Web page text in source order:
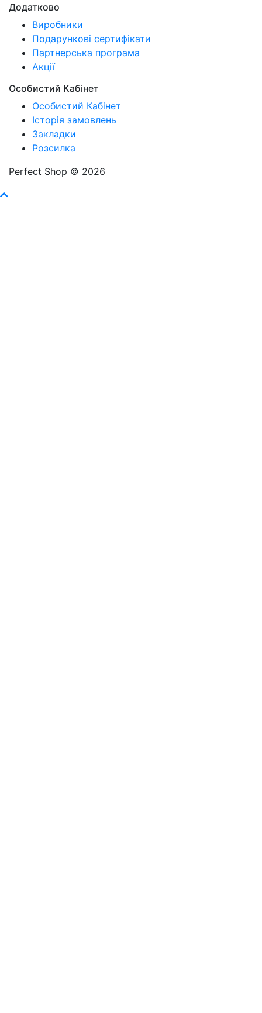
Додатково
Виробники
Подарункові сертифікати
Партнерська програма
Акції
Особистий Кабінет
Особистий Кабінет
Історія замовлень
Закладки
Розсилка
Perfect Shop © 2026